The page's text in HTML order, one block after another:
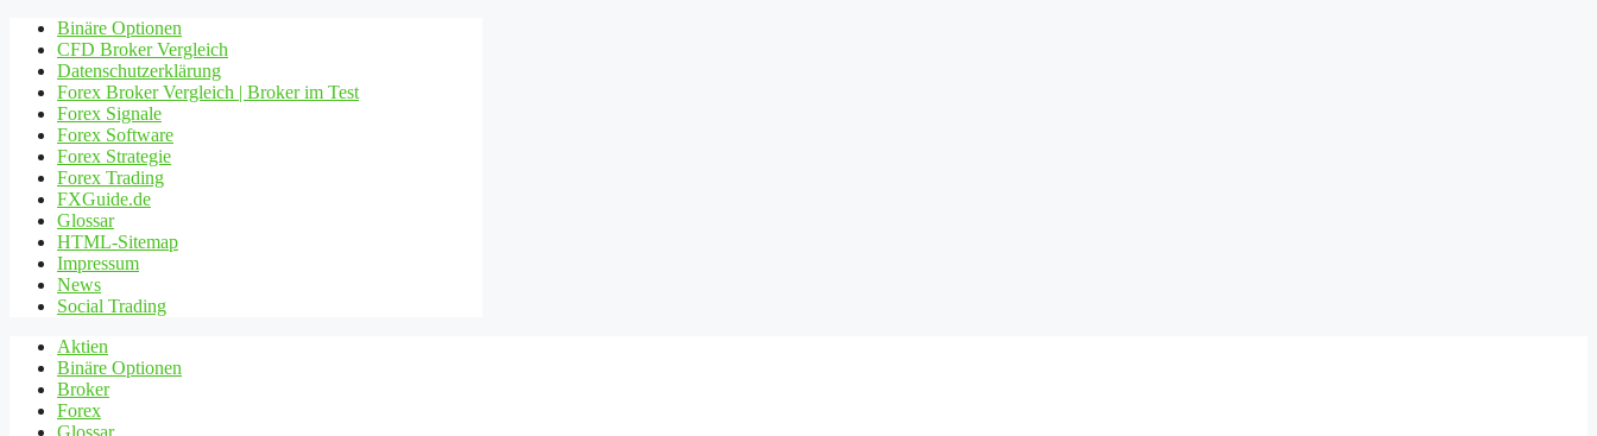
Binäre Optionen
CFD Broker Vergleich
Datenschutzerklärung
Forex Broker Vergleich | Broker im Test
Forex Signale
Forex Software
Forex Strategie
Forex Trading
FXGuide.de
Glossar
HTML-Sitemap
Impressum
News
Social Trading
Aktien
Binäre Optionen
Broker
Forex